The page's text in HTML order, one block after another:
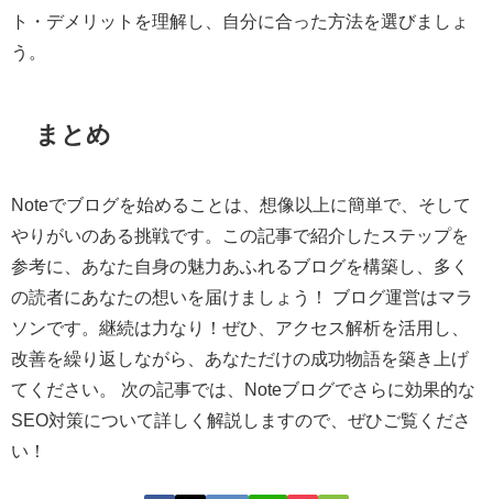
ト・デメリットを理解し、自分に合った方法を選びましょ
う。
まとめ
Noteでブログを始めることは、想像以上に簡単で、そして
やりがいのある挑戦です。この記事で紹介したステップを
参考に、あなた自身の魅力あふれるブログを構築し、多く
の読者にあなたの想いを届けましょう！ ブログ運営はマラ
ソンです。継続は力なり！ぜひ、アクセス解析を活用し、
改善を繰り返しながら、あなただけの成功物語を築き上げ
てください。 次の記事では、Noteブログでさらに効果的な
SEO対策について詳しく解説しますので、ぜひご覧くださ
い！